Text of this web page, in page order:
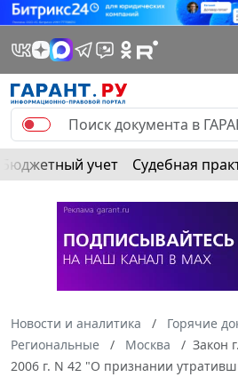
Бюджетный учет Судебная
Новости и аналитика
Горячие
Региональные
Москва
Закон
2006 г. N 42 "О признании